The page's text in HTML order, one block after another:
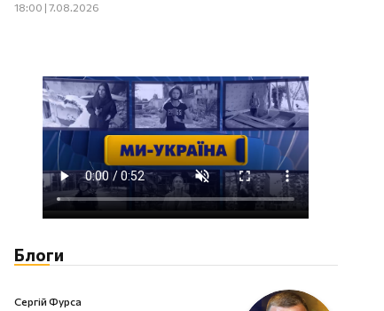
18:00 | 7.08.2026
Блоги
Сергій Фурса